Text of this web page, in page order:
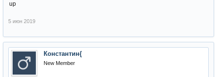
up
5 июн 2019
Константин{
New Member